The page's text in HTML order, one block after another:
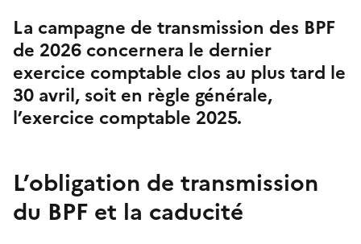
La campagne de transmission des BPF
de 2026 concernera le dernier
exercice comptable clos au plus tard le
30 avril, soit en règle générale,
l’exercice comptable 2025.
L’obligation de transmission
du BPF et la caducité